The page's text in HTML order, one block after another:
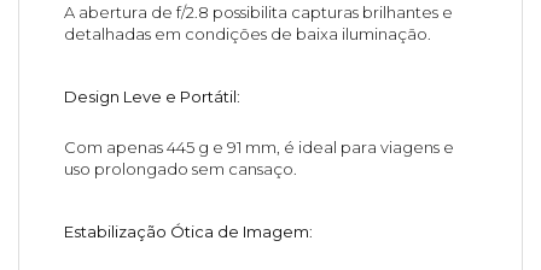
A abertura de f/2.8 possibilita capturas brilhantes e
detalhadas em condições de baixa iluminação.
Design Leve e Portátil:
Com apenas 445 g e 91 mm, é ideal para viagens e
uso prolongado sem cansaço.
Estabilização Ótica de Imagem: